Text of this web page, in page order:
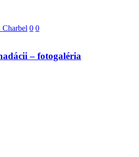
Charbel 0 0
– fotogaléria